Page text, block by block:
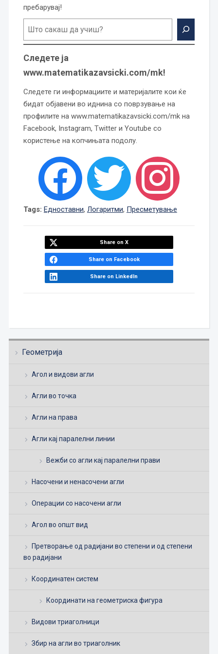
Геометрија
Агол и видови агли
Агли во точка
Агли на права
Агли кај паралелни линии
Вежби со агли кај паралелни прави
Насочени и ненасочени агли
Операции со насочени агли
Агол во општ вид
Претворање од радијани во степени и од степени
во радијани
Координатен систем
Координати на геометриска фигура
Видови триаголници
Збир на агли во триаголник
пребарувај!
Следете ја
www.matematikazavsicki.com/mk!
Следете ги информациите и материјалите кои ќе
бидат објавени во иднина со поврзување на
профилите на www.matematikazavsicki.com/mk на
Facebook, Instagram, Twitter и Youtube со
користење на копчињата подолу.
Tags: Едноставни, Логаритми, Пресметување
Share on X
Share on Facebook
Share on LinkedIn